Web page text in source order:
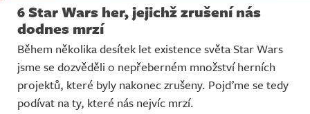
6 Star Wars her, jejichž zrušení nás
dodnes mrzí
Během několika desítek let existence světa Star Wars
jsme se dozvěděli o nepřeberném množství herních
projektů, které byly nakonec zrušeny. Pojďme se tedy
podívat na ty, které nás nejvíc mrzí.